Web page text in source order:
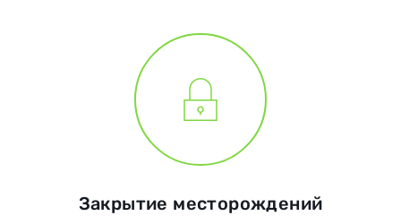
Закрытие месторождений